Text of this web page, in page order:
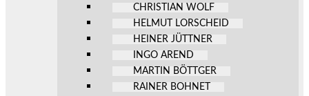
CHRISTIAN WOLF
HELMUT LORSCHEID
HEINER JÜTTNER
INGO AREND
MARTIN BÖTTGER
RAINER BOHNET